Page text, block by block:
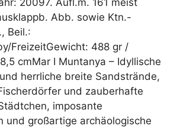
20097. Aufl.m. 161 meist
Abb. sowie Ktn.-
Beil.:
FreizeitGewicht: 488 gr /
cmMar I Muntanya – Idyllische
herrliche breite Sandstrände,
und zauberhafte
imposante
und großartige archäologische